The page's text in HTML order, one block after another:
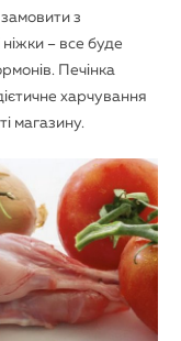
з
– все буде
Печінка
харчування
магазину.